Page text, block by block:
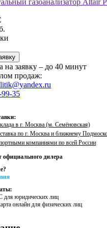
на заявку – до 40 минут
продаж:
35
в г. Москва (м. Семёновская)
по г. Москва и ближнему
компаниями по всей России
официального дилера
юридических лиц
онлайн для физических лиц